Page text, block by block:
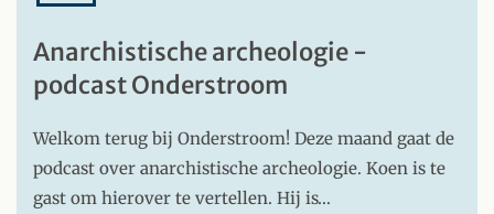
Anarchistische archeologie -
podcast Onderstroom
Welkom terug bij Onderstroom! Deze maand gaat de
podcast over anarchistische archeologie. Koen is te
gast om hierover te vertellen. Hij is…